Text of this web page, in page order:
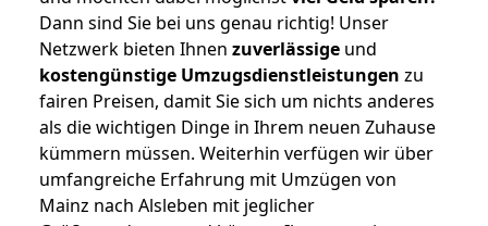
Dann sind Sie bei uns genau richtig! Unser
Netzwerk bieten Ihnen zuverlässige und
kostengünstige Umzugsdienstleistungen zu
fairen Preisen, damit Sie sich um nichts anderes
als die wichtigen Dinge in Ihrem neuen Zuhause
kümmern müssen. Weiterhin verfügen wir über
umfangreiche Erfahrung mit Umzügen von
Mainz nach Alsleben mit jeglicher